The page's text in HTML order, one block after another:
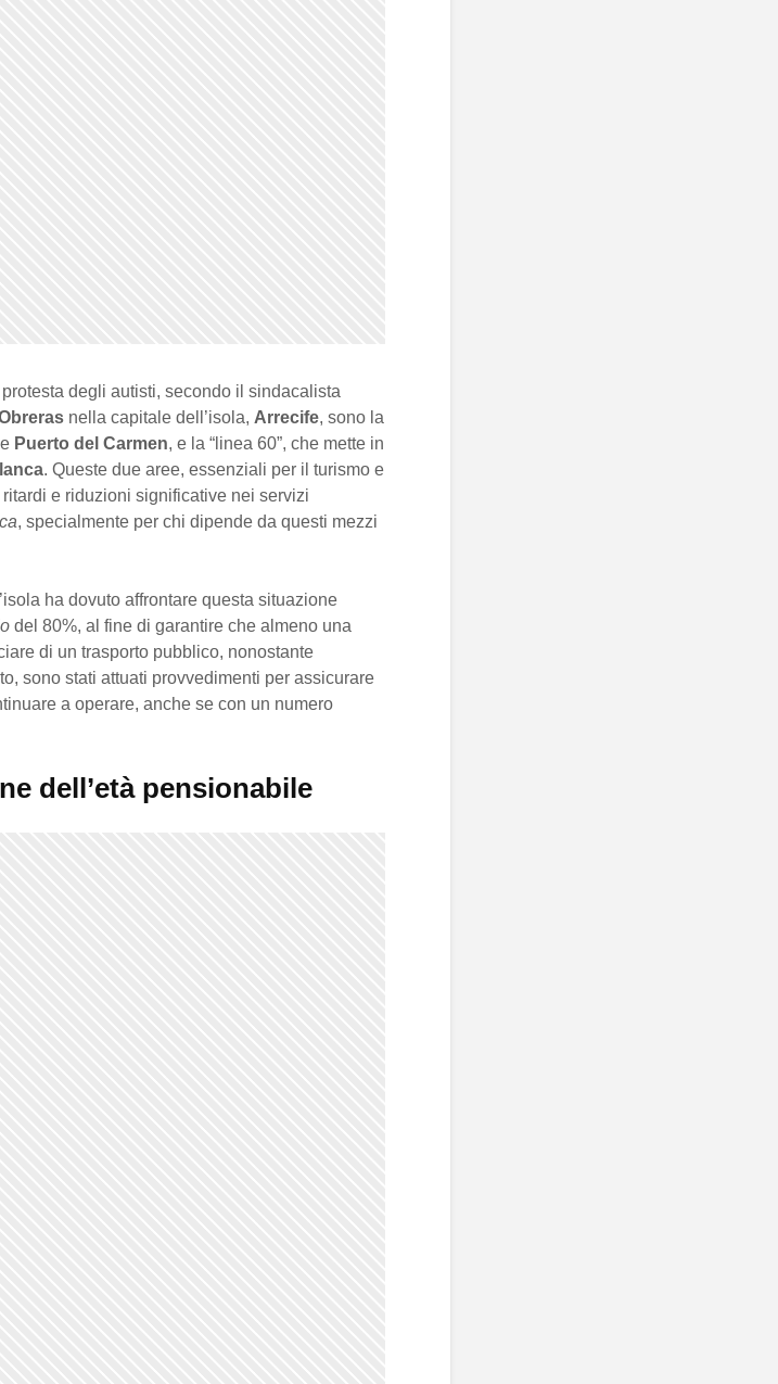
degli autisti, secondo il sindacalista
nella capitale dell’isola, Arrecife, sono la
e Puerto del Carmen, e la “linea 60”, che mette in
. Queste due aree, essenziali per il turismo e
e riduzioni significative nei servizi
, specialmente per chi dipende da questi mezzi
ha dovuto affrontare questa situazione
del 80%, al fine di garantire che almeno una
di un trasporto pubblico, nonostante
sono stati attuati provvedimenti per assicurare
a operare, anche se con un numero
dell’età pensionabile